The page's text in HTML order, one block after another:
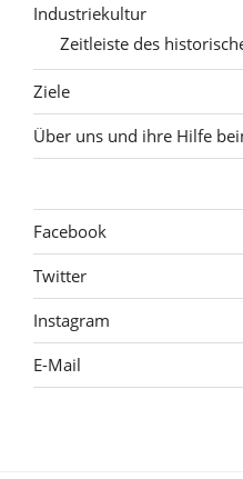
Industriekultur
Zeitleiste des
Ziele
Über uns und ihre Hilfe
Facebook
Twitter
Instagram
E-Mail